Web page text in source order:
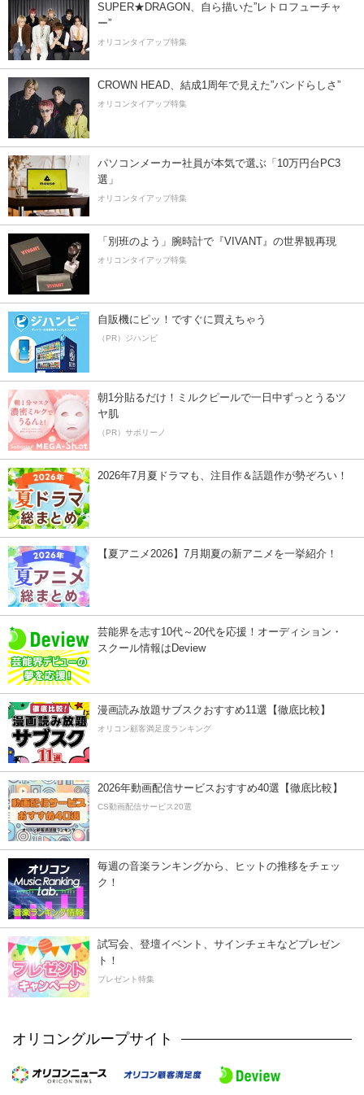
SUPER★DRAGON、自ら描いた”レトロフューチャ
ー”
オリコンタイアップ特集
CROWN HEAD、結成1周年で見えた”バンドらしさ”
オリコンタイアップ特集
パソコンメーカー社員が本気で選ぶ「10万円台PC3
選」
オリコンタイアップ特集
「別班のよう」腕時計で『VIVANT』の世界観再現
オリコンタイアップ特集
自販機にピッ！ですぐに買えちゃう
（PR）ジハンピ
朝1分貼るだけ！ミルクピールで一日中ずっとうるツ
ヤ肌
（PR）サボリーノ
2026年7月夏ドラマも、注目作＆話題作が勢ぞろい！
【夏アニメ2026】7月期夏の新アニメを一挙紹介！
芸能界を志す10代～20代を応援！オーディション・
スクール情報はDeview
漫画読み放題サブスクおすすめ11選【徹底比較】
オリコン顧客満足度ランキング
2026年動画配信サービスおすすめ40選【徹底比較】
CS動画配信サービス20選
毎週の音楽ランキングから、ヒットの推移をチェッ
ク！
試写会、登壇イベント、サインチェキなどプレゼン
ト！
プレゼント特集
オリコングループサイト